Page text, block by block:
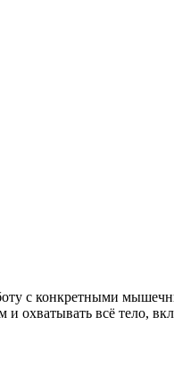
с конкретными
охватывать всё тело,